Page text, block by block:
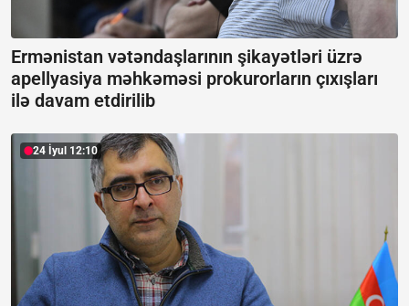
Ermənistan vətəndaşlarının şikayətləri üzrə
apellyasiya məhkəməsi prokurorların çıxışları
ilə davam etdirilib
24 İyul 12:10